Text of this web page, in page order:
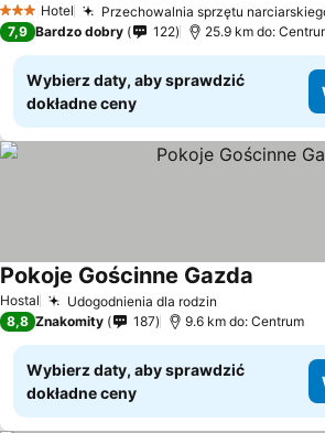
3 Kategoria
Hotel Przechowalnia sprzętu
7,9 Bardzo dobry 122 25.9 km do:
Wybierz daty, aby sprawdzić
dokładne ceny
Hostal Udogodnienia dla rodzin
Pokoje Gościnne Gazda
8,8 Znakomity 187 9.6 km do: Centrum
Wybierz daty, aby sprawdzić
dokładne ceny